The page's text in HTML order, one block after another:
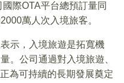
際OTA平台總預訂量同
萬人次入境旅客。
示，入境旅遊是拓寬機
。公司通過對入境旅遊、
為可持續的長期發展奠定